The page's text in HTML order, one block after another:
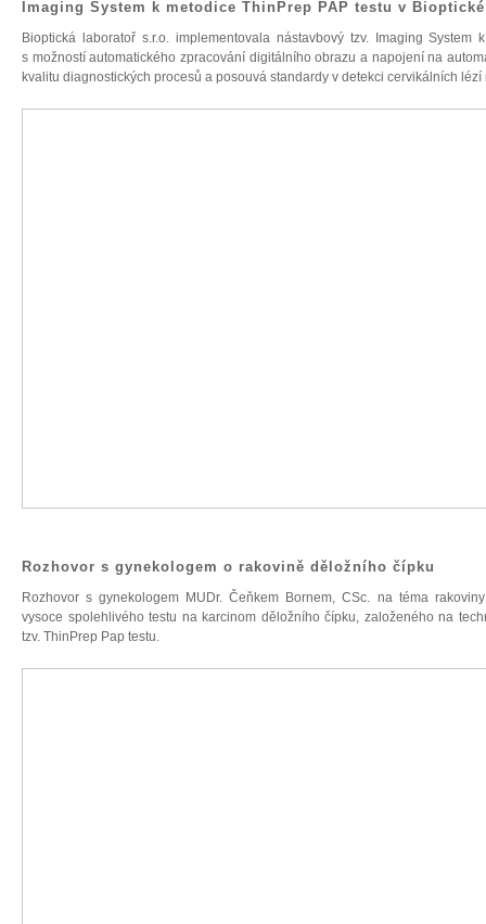
Imaging System k metodice ThinPrep PAP testu v
Bioptická laboratoř s.r.o. implementovala nástavbový tzv. Imaging System
s možností automatického zpracování digitálního obrazu a napojení na
kvalitu diagnostických procesů a posouvá standardy v detekci cervikálních
Rozhovor s gynekologem o rakovině děložního čípku
Rozhovor s gynekologem MUDr. Čeňkem Bornem, CSc. na téma
vysoce spolehlivého testu na karcinom děložního čípku, založeného na
tzv. ThinPrep Pap testu.